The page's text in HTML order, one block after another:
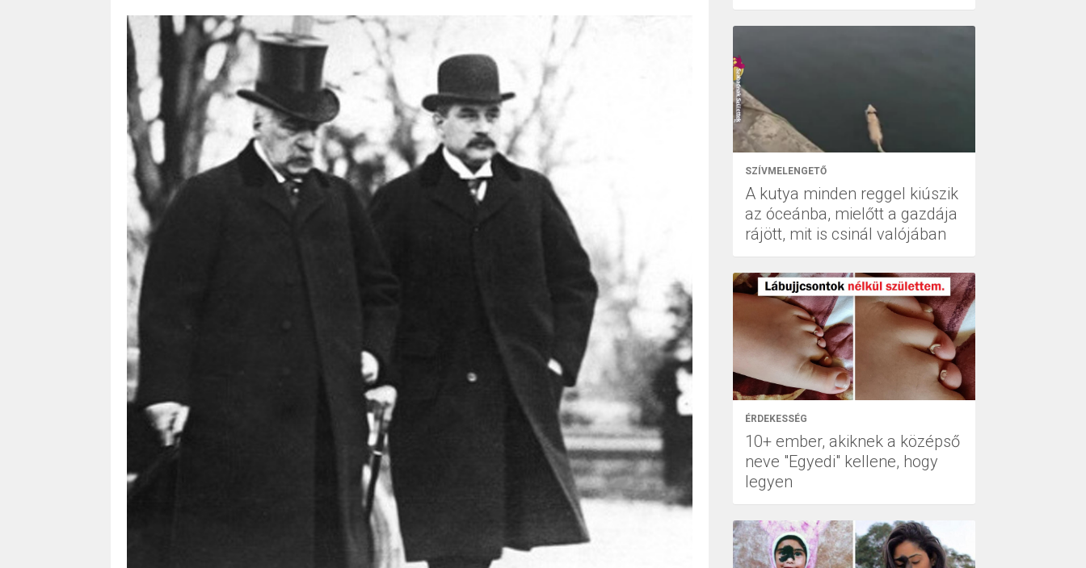
SZÍVMELENGETŐ
A kutya minden reggel kiúszik
az óceánba, mielőtt a gazdája
rájött, mit is csinál valójában
ÉRDEKESSÉG
10+ ember, akiknek a középső
neve "Egyedi" kellene, hogy
legyen